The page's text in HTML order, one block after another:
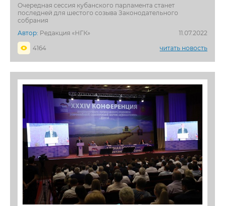
Очередная сессия кубанского парламента станет
последней для шестого созыва Законодательного
собрания
Автор: Редакция «НГК»
11.07.2022
4164
читать новость